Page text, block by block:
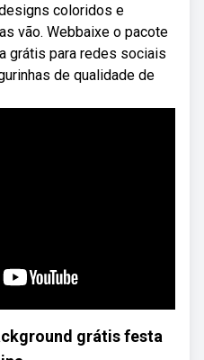
coloridos e
vão. Webbaixe o pacote
grátis para redes sociais
de qualidade de
grátis festa